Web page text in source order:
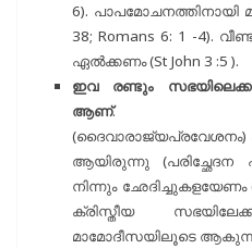
6). പാപമോചനത്തിനായി
38; Romans 6: 1 -4).
ഏൽക്കണം (St John 3 :5 ).
ഇവ രണ്ടും
ആണ്.
(ദൈവാരാജ്യപ്രവേശനം)
ആയിരുന്നു (പരിച്ഛേദന
നിന്നും ഛേദിച്ചുകളയേണം
ക്രിസ്തീയ
മാമോദീസയിലൂടെ ആകുന്നു